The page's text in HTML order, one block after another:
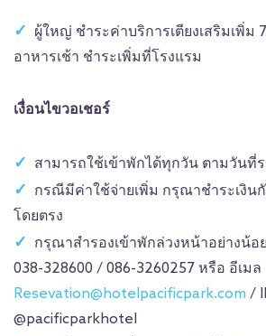
ผู้ใหญ่ ชำระค่าบริการเตียงเสริมเพิ่ม
อาหารเช้า ชำระเพิ่มที่โรงแรม
เงื่อนไขวอเชอร์
สามารถใช้เข้าพักได้ทุกวัน ตามวันที่ร
กรณีมีค่าใช้จ่ายเพิ่ม กรุณาชำระเงิน
โดยตรง
กรุณาสำรองเข้าพักล่วงหน้าอย่างน้อ
038-328600 / 086-3260257 หรือ อีเมล
Resevation@hotelpacificpark.com /
@pacificparkhotel